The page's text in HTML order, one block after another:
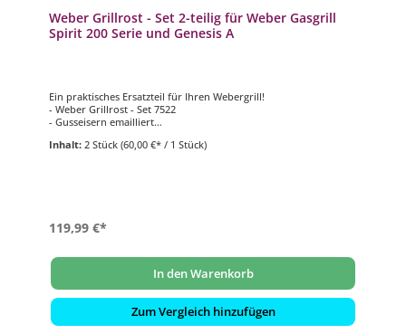
Weber Grillrost - Set 2-teilig für Weber Gasgrill
Spirit 200 Serie und Genesis A
Ein praktisches Ersatzteil für Ihren Webergrill!
- Weber Grillrost - Set 7522
- Gusseisern emailliert
- passend für Weber Gasgrill Modell Spirit 200 Serie (bis 2012)
Inhalt: 2 Stück (60,00 €* / 1 Stück)
119,99 €*
In den Warenkorb
Zum Vergleich hinzufügen